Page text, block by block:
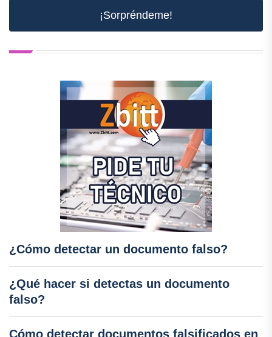
¡Sorpréndeme!
¿Cómo detectar un documento falso?
¿Qué hacer si detectas un documento
falso?
Cómo detectar documentos falsificados en